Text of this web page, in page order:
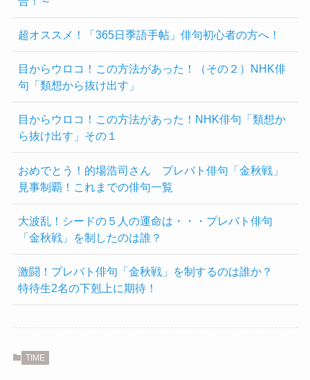
超オススメ！「365日季語手帖」俳句初心者の方へ！
目からウロコ！この方法があった！（その２）NHK俳
句「類想から抜け出す」
目からウロコ！この方法があった！NHK俳句「類想か
ら抜け出す」その１
おめでとう！的場浩司さん プレバト俳句「金秋戦」
見事制覇！これまでの俳句一覧
大波乱！シードの５人の運命は・・・プレバト俳句
「金秋戦」を制したのは誰？
激闘！プレバト俳句「金秋戦」を制するのは誰か？
特待生2名の下剋上に期待！
TIME